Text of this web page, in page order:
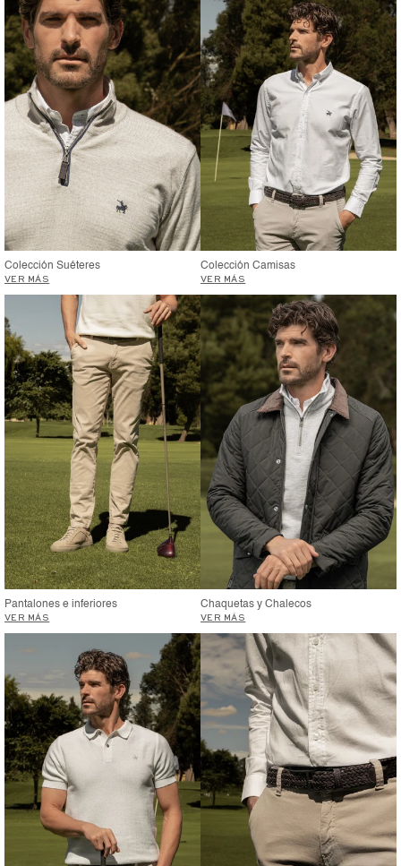
Colección Suéteres
VER MÁS
Colección Camisas
VER MÁS
Pantalones e inferiores
VER MÁS
Chaquetas y Chalecos
VER MÁS